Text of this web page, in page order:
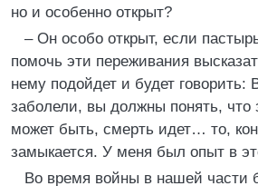
но и особенно открыт?
– Он особо открыт, если
помочь эти переживания
нему подойдет и будет говорить:
заболели, вы должны понять, что
может быть, смерть идет… то,
замыкается. У меня был опыт в
Во время войны в нашей части